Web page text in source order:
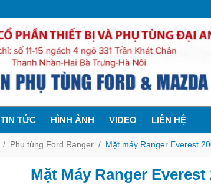
TIN TỨC HÌNH ẢNH VIDEO LIÊN HỆ
Phụ tùng Ford Ranger Mặt máy Ranger Everest
Mặt Máy Ranger Everest